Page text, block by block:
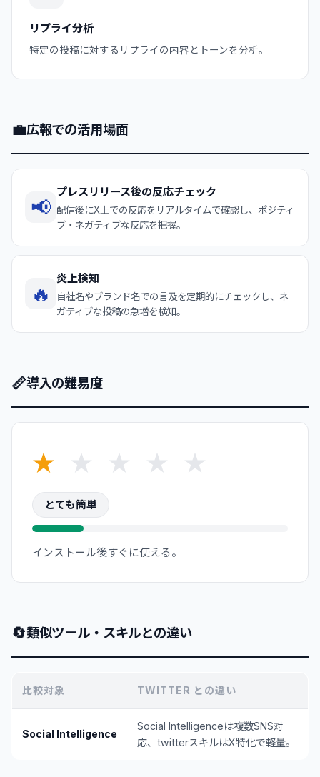
リプライ分析
特定の投稿に対するリプライの内容とトーンを分析。
💼広報での活用場面
📢
プレスリリース後の反応チェック
配信後にX上での反応をリアルタイムで確認し、ポジティ
ブ・ネガティブな反応を把握。
🔥
炎上検知
自社名やブランド名での言及を定期的にチェックし、ネ
ガティブな投稿の急増を検知。
📏導入の難易度
★ ★ ★ ★ ★
とても簡単
インストール後すぐに使える。
🔄類似ツール・スキルとの違い
比較対象 TWITTER との違い
Social Intelligence
Social Intelligenceは複数SNS対
応、twitterスキルはX特化で軽量。